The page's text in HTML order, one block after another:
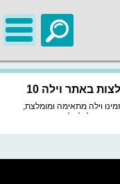
באתר וילה 10
בדרום באתר "וילה 10" - הזמינו וילה מתאימה ומומלצת,
לכל וילה חוות דעת